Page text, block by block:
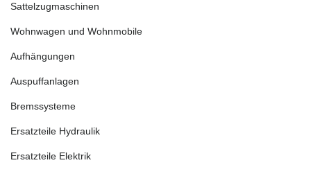
Sattelzugmaschinen
Wohnwagen und Wohnmobile
Aufhängungen
Auspuffanlagen
Bremssysteme
Ersatzteile Hydraulik
Ersatzteile Elektrik